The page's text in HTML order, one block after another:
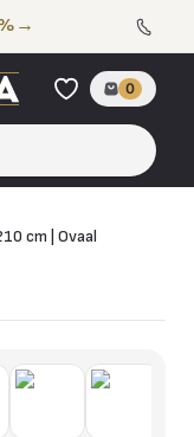
→
0
cm | Ovaal